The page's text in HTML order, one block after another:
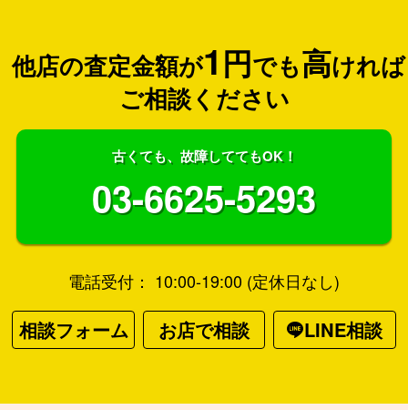
他店の査定金額が1円でも高ければ
ご相談ください
古くても、故障しててもOK！
03-6625-5293
電話受付： 10:00-19:00 (定休日なし)
相談フォーム お店で相談 LINE相談